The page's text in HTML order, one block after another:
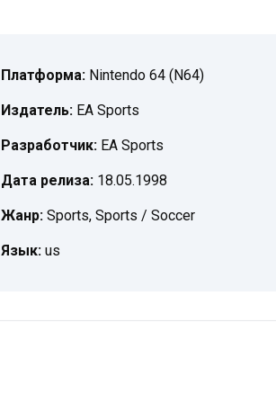
Платформа: Nintendo 64 (N64)
Издатель: EA Sports
Разработчик: EA Sports
Дата релиза: 18.05.1998
Жанр: Sports, Sports / Soccer
Язык: us